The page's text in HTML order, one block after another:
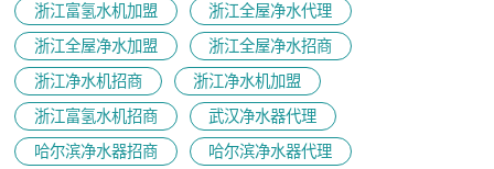
浙江富氢水机加盟
浙江全屋净水代理
浙江全屋净水加盟
浙江全屋净水招商
浙江净水机招商
浙江净水机加盟
浙江富氢水机招商
武汉净水器代理
哈尔滨净水器招商
哈尔滨净水器代理